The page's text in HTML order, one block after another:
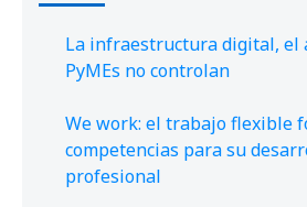
La infraestructura digital, el
PyMEs no controlan
We work: el trabajo flexible
competencias para su
profesional